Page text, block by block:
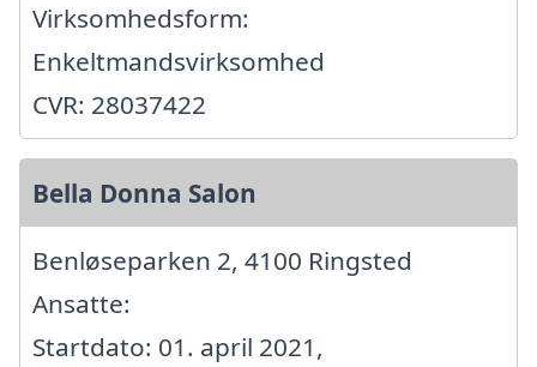
Virksomhedsform:
Enkeltmandsvirksomhed
CVR: 28037422
Bella Donna Salon
Benløseparken 2, 4100 Ringsted
Ansatte:
Startdato: 01. april 2021,